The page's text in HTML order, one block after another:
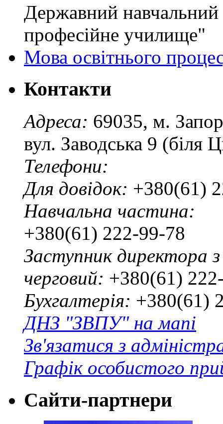
Державний навчальний
професійне училище"
Мова освітнього
Контакти
Адреса: 69035, м.
вул. Заводська 9 (біля
Телефони:
Для довідок: +380(61)
Навчальна частина:
+380(61) 222-99-78
Заступник директора
черговий: +380(61)
Бухгалтерія: +380(61)
ДНЗ "ЗВПУ" на мапі
Зв'язатися з
Графік особистого
Сайти-партнери